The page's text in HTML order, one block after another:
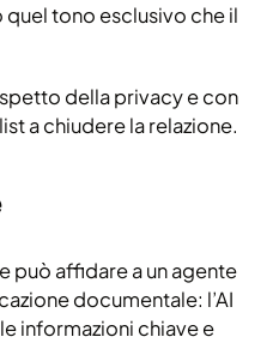
tono esclusivo che il
della privacy e con
a chiudere la relazione.
può affidare a un agente
documentale: l’AI
informazioni chiave e